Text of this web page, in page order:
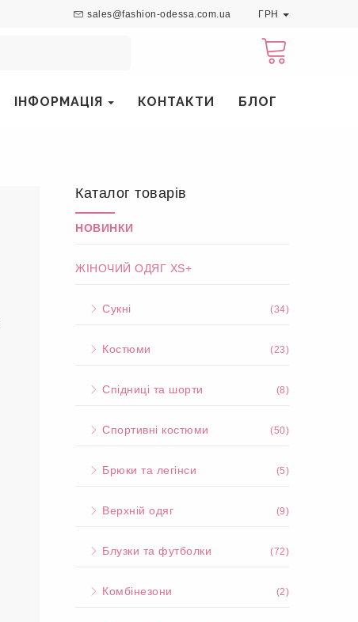
sales@fashion-odessa.com.ua ГРН
ІНФОРМАЦІЯ КОНТАКТИ БЛОГ
Каталог товарів
НОВИНКИ
ЖІНОЧИЙ ОДЯГ XS+
Сукні (34)
Костюми (23)
Спідниці та шорти (8)
Спортивні костюми (50)
Брюки та легінси (5)
Верхній одяг (9)
Блузки та футболки (72)
Комбінезони (2)